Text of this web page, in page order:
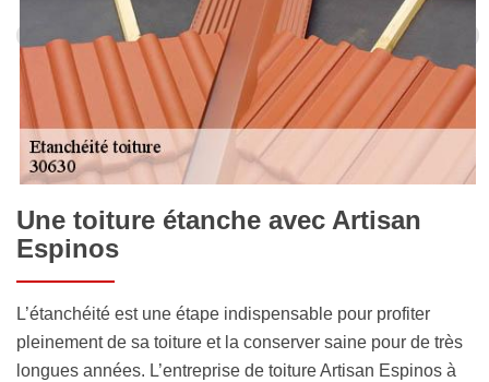
Une toiture étanche avec Artisan
Espinos
L’étanchéité est une étape indispensable pour profiter
pleinement de sa toiture et la conserver saine pour de très
longues années. L’entreprise de toiture Artisan Espinos à